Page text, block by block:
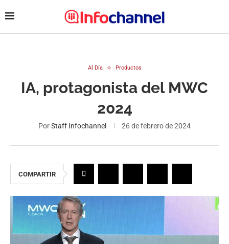
Al Día Productos
IA, protagonista del MWC
2024
PorStaff Infochannel 26 de febrero de 2024
COMPARTIR